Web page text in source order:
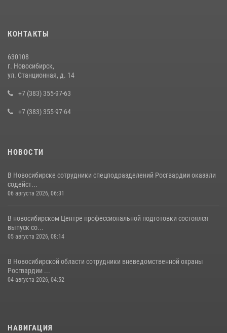
Росгвардии задержан подозреваемый в грабеже
За серию краж экипажем вневедомственной охраны Росгвардии
10 июля 2026, 04:33
КОНТАКТЫ
630108
г. Новосибирск,
ул. Станционная, д. 14
+7 (383) 355-97-63
+7 (383) 355-97-64
НОВОСТИ
В Новосибирске сотрудники спецподразделений Росгвардии оказали
содейст...
06 августа 2026, 06:31
В новосибирском Центре профессиональной подготовки состоялся
выпуск со...
05 августа 2026, 08:14
В Новосибирской области сотрудники вневедомственной охраны
Росгвардии ...
04 августа 2026, 04:52
НАВИГАЦИЯ